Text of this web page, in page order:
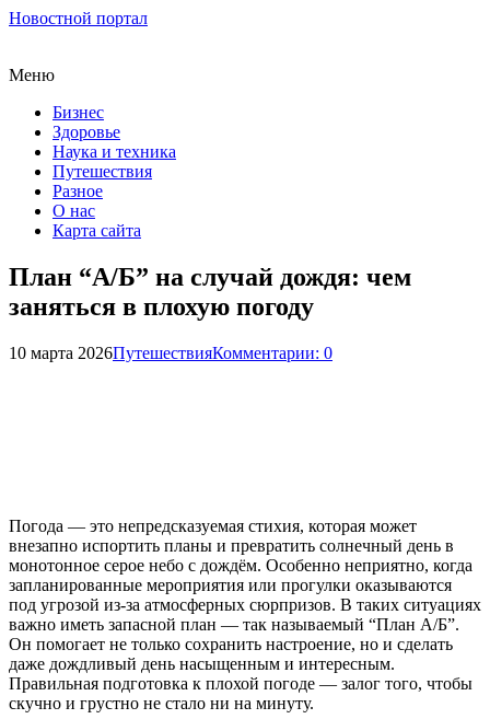
Новостной портал
Меню
Бизнес
Здоровье
Наука и техника
Путешествия
Разное
О нас
Карта сайта
План “А/Б” на случай дождя: чем
заняться в плохую погоду
10 марта 2026ПутешествияКомментарии: 0
Погода — это непредсказуемая стихия, которая может
внезапно испортить планы и превратить солнечный день в
монотонное серое небо с дождём. Особенно неприятно, когда
запланированные мероприятия или прогулки оказываются
под угрозой из-за атмосферных сюрпризов. В таких ситуациях
важно иметь запасной план — так называемый “План А/Б”.
Он помогает не только сохранить настроение, но и сделать
даже дождливый день насыщенным и интересным.
Правильная подготовка к плохой погоде — залог того, чтобы
скучно и грустно не стало ни на минуту.